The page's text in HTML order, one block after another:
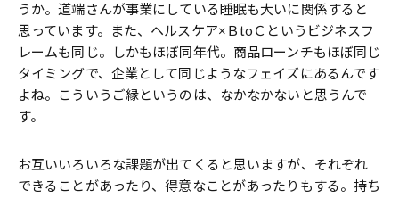
うか。道端さんが事業にしている睡眠も大いに関係すると
思っています。また、ヘルスケア×ＢtoＣというビジネスフ
レームも同じ。しかもほぼ同年代。商品ローンチもほぼ同じ
タイミングで、企業として同じようなフェイズにあるんです
よね。こういうご縁というのは、なかなかないと思うんで
す。
お互いいろいろな課題が出てくると思いますが、それぞれ
できることがあったり、得意なことがあったりもする。持ち